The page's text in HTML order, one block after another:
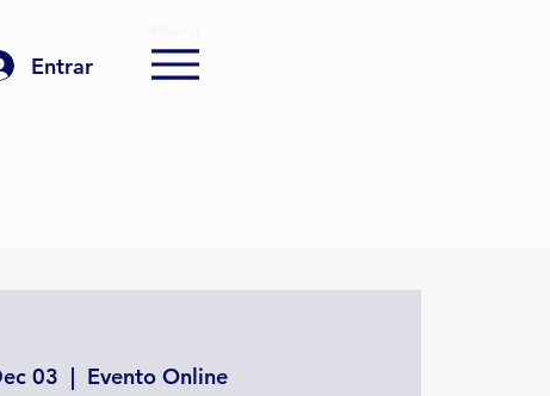
Entrar
03
  |
Evento Online